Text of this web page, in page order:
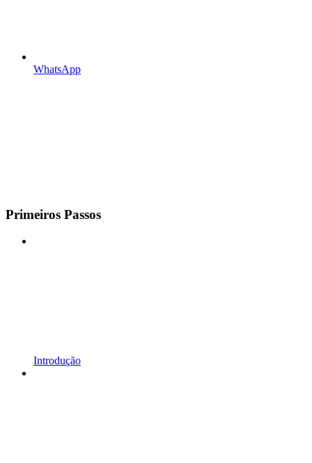
WhatsApp
Primeiros Passos
Introdução